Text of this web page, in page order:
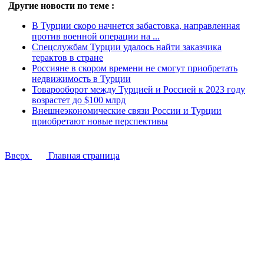
Другие новости по теме :
В Турции скоро начнется забастовка, направленная
против военной операции на ...
Спецслужбам Турции удалось найти заказчика
терактов в стране
Россияне в скором времени не смогут приобретать
недвижимость в Турции
Товарооборот между Турцией и Россией к 2023 году
возрастет до $100 млрд
Внешнеэкономические связи России и Турции
приобретают новые перспективы
Вверх Главная страница